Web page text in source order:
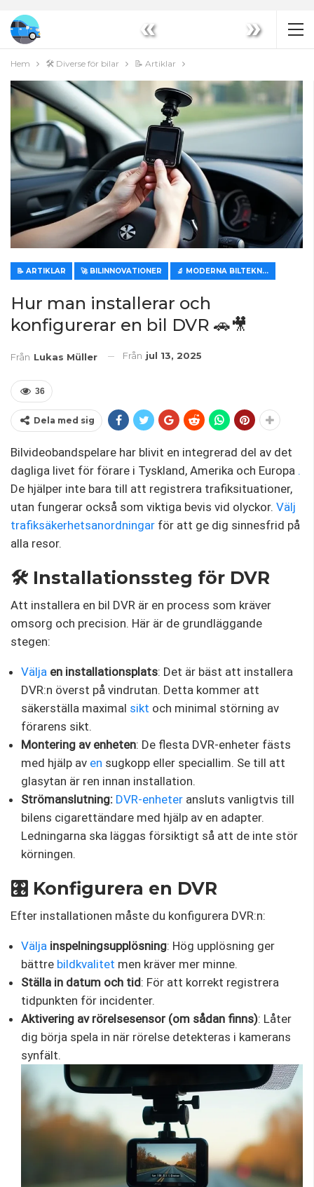
« »
Hem 🛠️ Diverse för bilar 📝 Artiklar
📝 ARTIKLAR 🚀 BILINNOVATIONER 🔬 MODERNA BILTEKNOLOGIER
Hur man installerar och
konfigurerar en bil DVR 🚗🎥
Från Lukas Müller Från jul 13, 2025
36
Dela med sig
Bilvideobandspelare har blivit en integrerad del av det
dagliga livet för förare i Tyskland, Amerika och Europa .
De hjälper inte bara till att registrera trafiksituationer,
utan fungerar också som viktiga bevis vid olyckor. Välj
trafiksäkerhetsanordningar för att ge dig sinnesfrid på
alla resor.
🛠️ Installationssteg för DVR
Att installera en bil DVR är en process som kräver
omsorg och precision. Här är de grundläggande
stegen:
Välja en installationsplats: Det är bäst att installera
DVR:n överst på vindrutan. Detta kommer att
säkerställa maximal sikt och minimal störning av
förarens sikt.
Montering av enheten: De flesta DVR-enheter fästs
med hjälp av en sugkopp eller speciallim. Se till att
glasytan är ren innan installation.
Strömanslutning: DVR-enheter ansluts vanligtvis till
bilens cigarettändare med hjälp av en adapter.
Ledningarna ska läggas försiktigt så att de inte stör
körningen.
🎛️ Konfigurera en DVR
Efter installationen måste du konfigurera DVR:n:
Välja inspelningsupplösning: Hög upplösning ger
bättre bildkvalitet men kräver mer minne.
Ställa in datum och tid: För att korrekt registrera
tidpunkten för incidenter.
Aktivering av rörelsesensor (om sådan finns): Låter
dig börja spela in när rörelse detekteras i kamerans
synfält.